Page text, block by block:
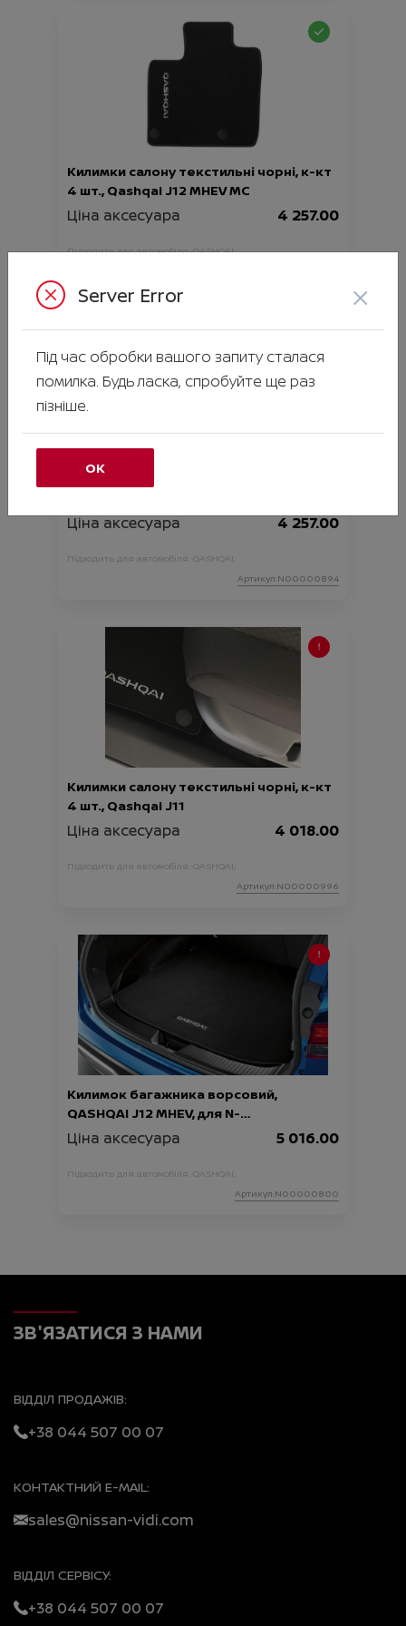
Килимки салону текстильні чорні, к-кт
4 шт., Qashqai J12 MHEV MC
Ціна аксесуара 4 257.00
Підходить для автомобіля :QASHQAI;
Килимки салону велюрові чорні, к-кт 4
Ціна аксесуара 4 257.00
Підходить для автомобіля : QASHQAI;
Артикул:N00000894
Килимки салону текстильні чорні, к-кт
4 шт., Qashqai J11
Ціна аксесуара 4 018.00
Підходить для автомобіля : QASHQAI;
Артикул:N00000996
Килимок багажника ворсовий,
QASHQAI J12 MHEV, для N-
Connecta/Tekna
Ціна аксесуара 5 016.00
Підходить для автомобіля : QASHQAI;
Артикул:N00000800
ЗВ'ЯЗАТИСЯ З НАМИ
ВІДДІЛ ПРОДАЖІВ:
+38 044 507 00 07
КОНТАКТНИЙ E-MAIL:
sales@nissan-vidi.com
ВІДДІЛ СЕРВІСУ:
+38 044 507 00 07
Server Error ×
Під час обробки вашого запиту сталася
помилка. Будь ласка, спробуйте ще раз
пізніше.
ОК